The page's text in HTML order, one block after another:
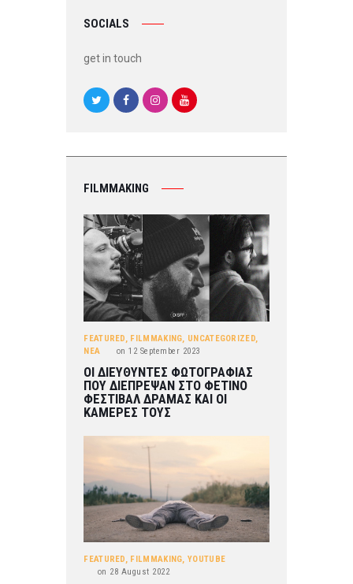
SOCIALS
get in touch
FILMMAKING
FEATURED, FILMMAKING, UNCATEGORIZED,
ΝΕΑ
on 12 September 2023
ΟΙ ΔΙΕΥΘΥΝΤΕΣ ΦΩΤΟΓΡΑΦΙΑΣ
ΠΟΥ ΔΙΕΠΡΕΨΑΝ ΣΤΟ ΦΕΤΙΝΟ
ΦΕΣΤΙΒΑΛ ΔΡΑΜΑΣ ΚΑΙ ΟΙ
ΚΑΜΕΡΕΣ ΤΟΥΣ
FEATURED, FILMMAKING,YOUTUBE
on 28 August 2022